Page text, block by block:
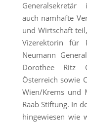
Generalsekretär
auch namhafte
und Wirtschaft
Vizerektorin für
Neumann
Dorothee Ritz
Österreich sowie
Wien/Krems und
Raab Stiftung. In
hingewiesen wie